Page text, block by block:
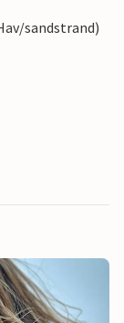
sandstrand)